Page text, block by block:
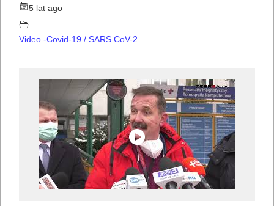
5 lat ago
Video -Covid-19 / SARS CoV-2